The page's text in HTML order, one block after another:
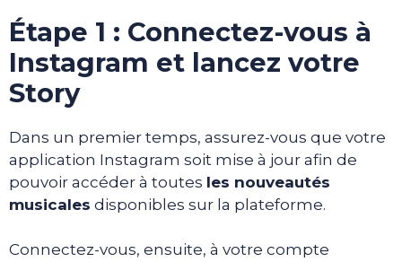
Étape 1 : Connectez-vous à
Instagram et lancez votre
Story
Dans un premier temps, assurez-vous que votre
application Instagram soit mise à jour afin de
pouvoir accéder à toutes les nouveautés
musicales disponibles sur la plateforme.
Connectez-vous, ensuite, à votre compte